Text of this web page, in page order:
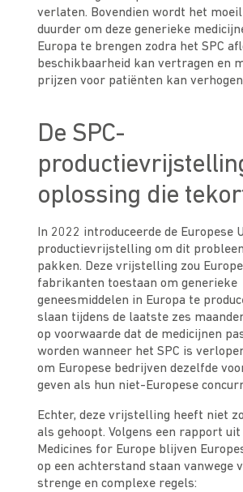
verlaten. Bovendien wordt het
duurder om deze generieke
Europa te brengen zodra het SPC
beschikbaarheid kan vertragen en
prijzen voor patiënten kan
De SPC-
oplossing die
In 2022 introduceerde de Europese
productievrijstelling om dit
pakken. Deze vrijstelling zou
fabrikanten toestaan om generieke
geneesmiddelen in Europa te
slaan tijdens de laatste zes
op voorwaarde dat de medicijnen
worden wanneer het SPC is
om Europese bedrijven dezelfde
geven als hun niet-Europese
Echter, deze vrijstelling heeft niet
als gehoopt. Volgens een rapport
Medicines for Europe blijven
op een achterstand staan vanwege
strenge en complexe regels: